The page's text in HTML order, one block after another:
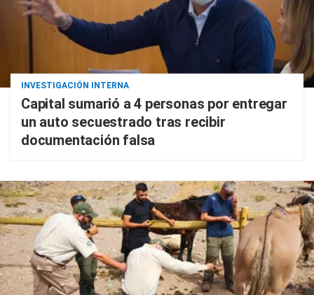
INVESTIGACIÓN INTERNA
Capital sumarió a 4 personas por entregar
un auto secuestrado tras recibir
documentación falsa